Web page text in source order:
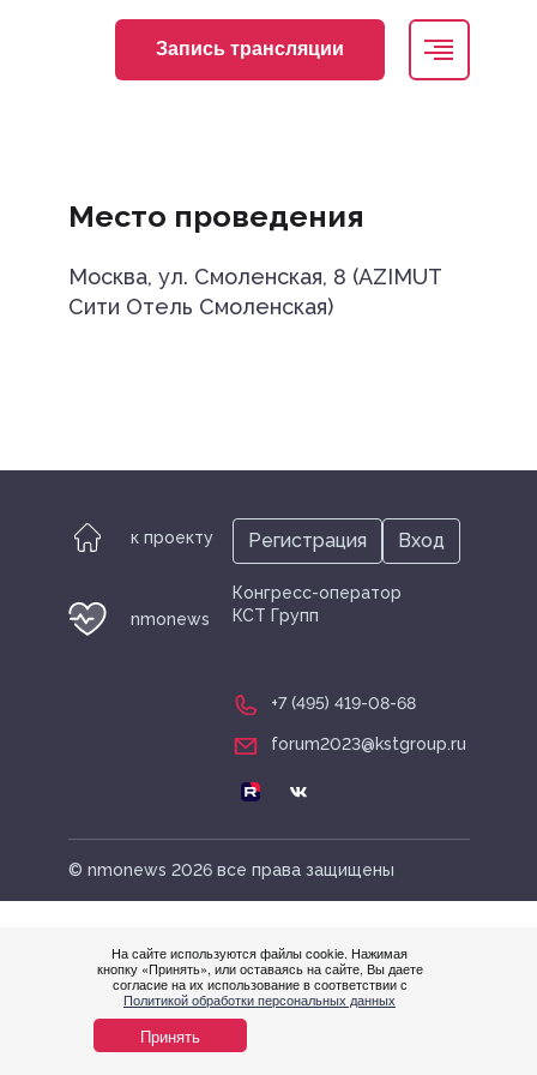
На сайте используются файлы cookie. Нажимая
кнопку «Принять», или оставаясь на сайте, Вы даете
согласие на их использование в соответствии с
Политикой обработки персональных данных
Принять
Участникам
Спонсоры
Фотоотчет
Отчет
Контакты
Запись трансляции
Место проведения
Москва, ул. Смоленская, 8 (AZIMUT
Сити Отель Смоленская)
к проекту
nmonews
Конгресс-оператор
КСТ Групп
+7 (495) 419-08-68
forum2023@kstgroup.ru
Регистрация Вход
© nmonews 2026 все права защищены